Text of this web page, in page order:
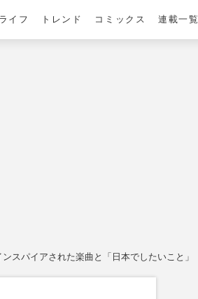
ライフ トレンド コミックス 連載一覧
スパイアされた楽曲と「日本でしたいこと」